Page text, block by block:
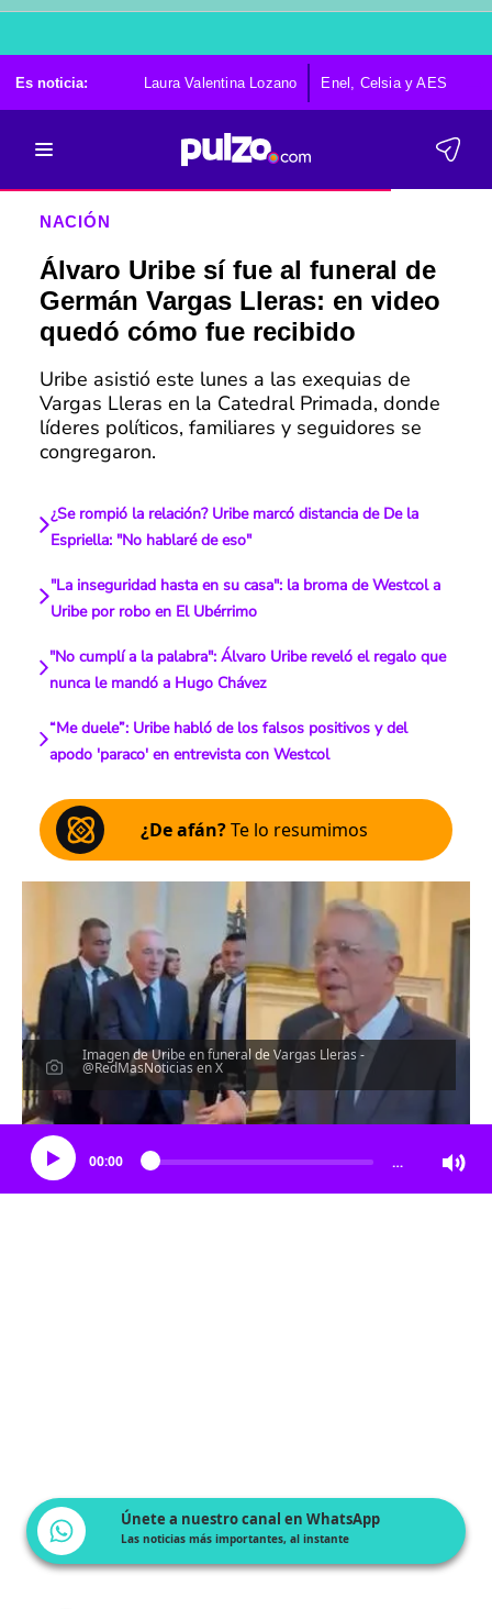
Es noticia: Laura Valentina Lozano Enel, Celsia y AES
NACIÓN
Álvaro Uribe sí fue al funeral de
Germán Vargas Lleras: en video
quedó cómo fue recibido
Uribe asistió este lunes a las exequias de
Vargas Lleras en la Catedral Primada, donde
líderes políticos, familiares y seguidores se
congregaron.
¿Se rompió la relación? Uribe marcó distancia de De la
Espriella: "No hablaré de eso"
"La inseguridad hasta en su casa": la broma de Westcol a
Uribe por robo en El Ubérrimo
"No cumplí a la palabra": Álvaro Uribe reveló el regalo que
nunca le mandó a Hugo Chávez
“Me duele”: Uribe habló de los falsos positivos y del
apodo 'paraco' en entrevista con Westcol
¿De afán?Te lo resumimos
Imagen de Uribe en funeral de Vargas Lleras -
@RedMasNoticias en X
Escucha el artículo
00:00 …
Únete a nuestro canal en WhatsApp
Las noticias más importantes, al instante